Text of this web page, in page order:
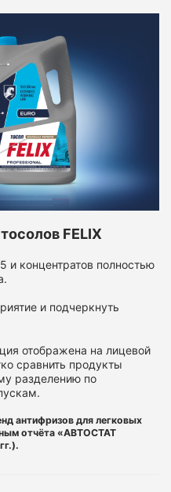
FELIX
и концентратов полностью
и подчеркнуть
отображена на лицевой
сравнить продукты
разделению по
антифризов для легковых
отчёта «АВТОСТАТ